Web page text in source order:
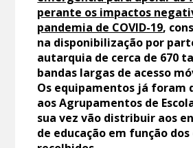
perante os impactos
pandemia de COVID-19,
na disponibilização por
autarquia de cerca de 670
bandas largas de acesso
Os equipamentos já foram
aos Agrupamentos de
sua vez vão distribuir aos
de educação em função dos